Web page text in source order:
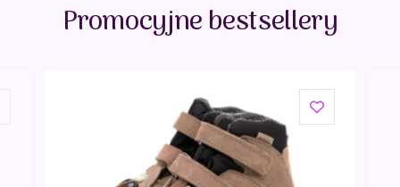
Promocyjne bestsellery